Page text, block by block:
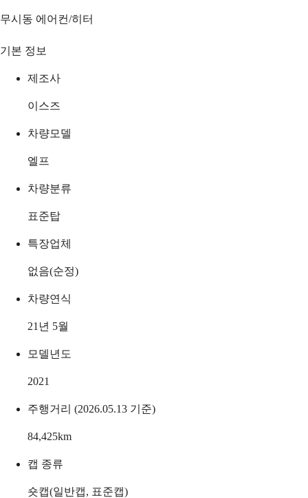
무시동 에어컨/히터
기본 정보
제조사
이스즈
차량모델
엘프
차량분류
표준탑
특장업체
없음(순정)
차량연식
21년 5월
모델년도
2021
주행거리 (2026.05.13 기준)
84,425km
캡 종류
숏캡(일반캡, 표준캡)